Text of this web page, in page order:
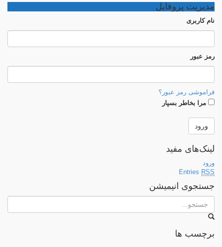
مدیریت پروفایل
نام كاربری
رمز عبور
فراموشی رمز عبور؟
مرا بخاطر بسپار
لینک‌های مفید
ورود
Entries RSS
جستجوی انیمیشن
برچسب ها